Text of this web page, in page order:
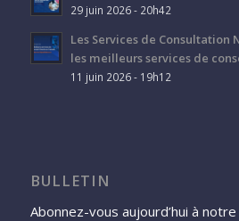
29 juin 2026 - 20h42
Les Services de
les meilleurs services de
11 juin 2026 - 19h12
BULLETIN
Abonnez-vous aujourd’hui à